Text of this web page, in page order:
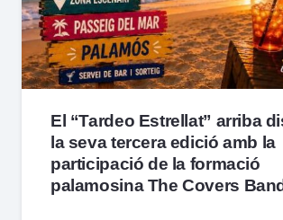
El “Tardeo Estrellat” arriba
la seva tercera edició amb la
participació de la formació
palamosina The Covers